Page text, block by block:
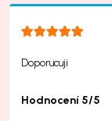
Doporucuji
Hodnocení 5/5